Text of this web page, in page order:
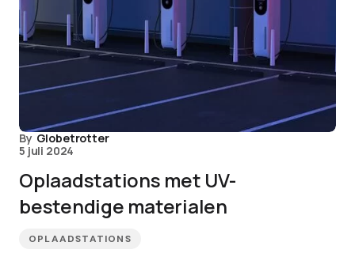
By Globetrotter
5 juli 2024
Oplaadstations met UV-
bestendige materialen
OPLAADSTATIONS